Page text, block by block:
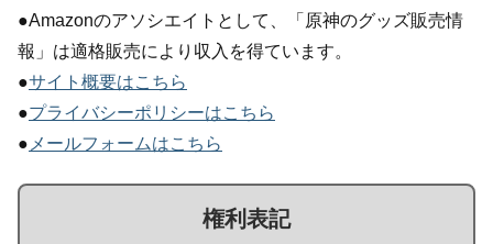
●Amazonのアソシエイトとして、「原神のグッズ販売情
報」は適格販売により収入を得ています。
●サイト概要はこちら
●プライバシーポリシーはこちら
● メールフォームはこちら
権利表記